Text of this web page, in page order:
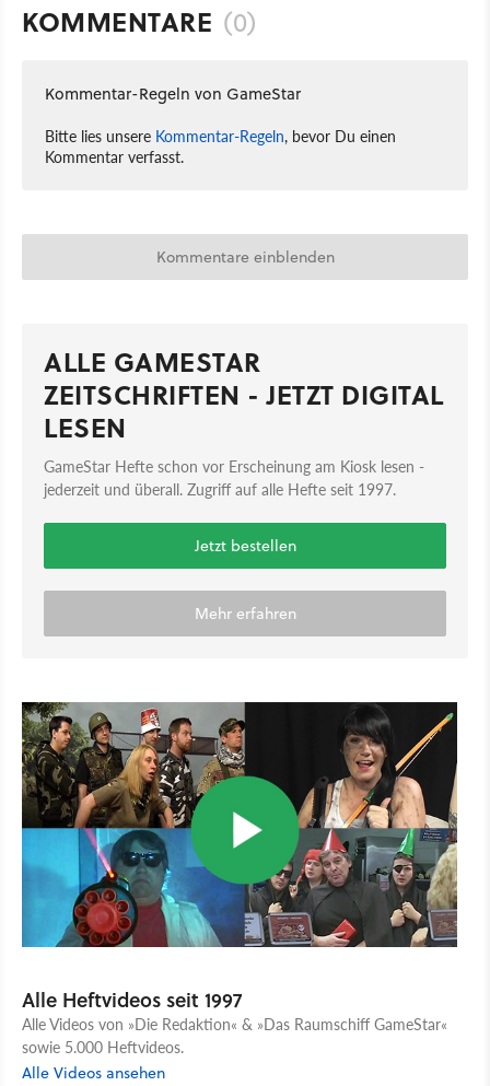
KOMMENTARE (0)
Kommentar-Regeln von GameStar
Bitte lies unsere Kommentar-Regeln, bevor Du einen
Kommentar verfasst.
Kommentare einblenden
ALLE GAMESTAR
ZEITSCHRIFTEN - JETZT DIGITAL
LESEN
GameStar Hefte schon vor Erscheinung am Kiosk lesen -
jederzeit und überall. Zugriff auf alle Hefte seit 1997.
Jetzt bestellen
Mehr erfahren
Alle Heftvideos seit 1997
Alle Videos von »Die Redaktion« & »Das Raumschiff GameStar«
sowie 5.000 Heftvideos.
Alle Videos ansehen